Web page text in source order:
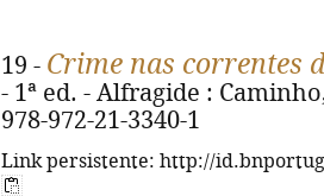
19 - Crime nas correntes
- 1ª ed. - Alfragide :
978-972-21-3340-1
Link persistente: http://